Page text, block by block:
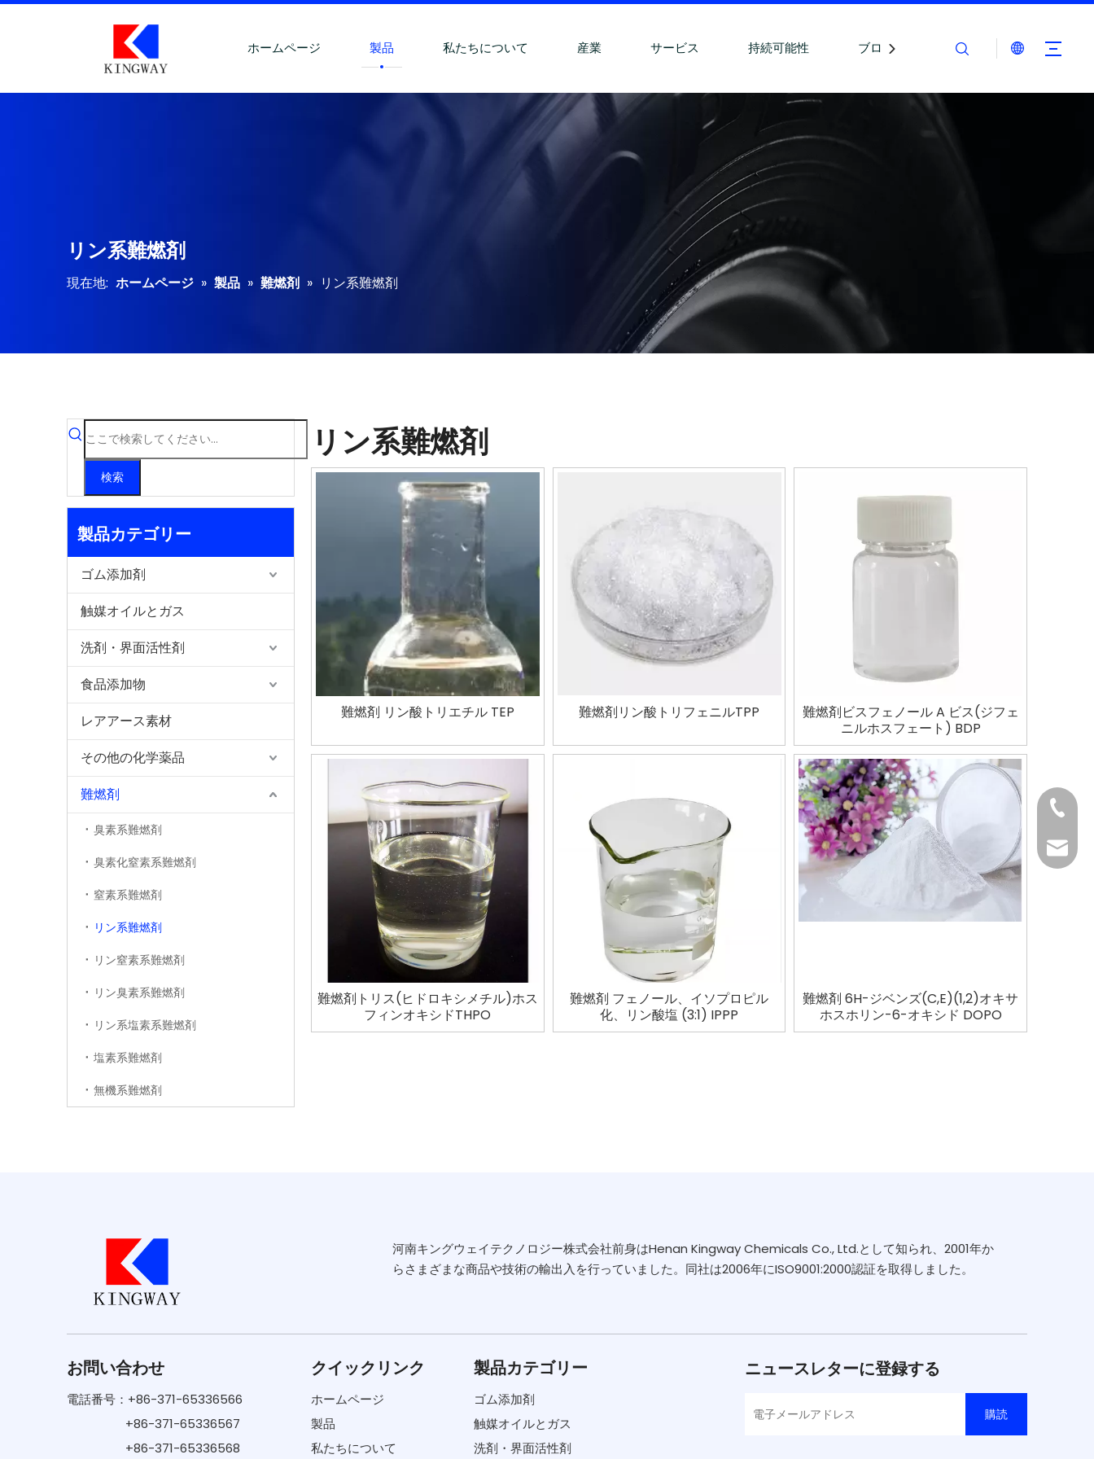
ホームページ 製品 私たちについて 産業 サービス 持続可能性 ブログ お問い合わせ
リン系難燃剤
現在地: ホームページ » 製品 » 難燃剤 » リン系難燃剤
検索
製品カテゴリー
ゴム添加剤
触媒オイルとガス
洗剤・界面活性剤
食品添加物
レアアース素材
その他の化学薬品
難燃剤
臭素系難燃剤
臭素化窒素系難燃剤
窒素系難燃剤
リン系難燃剤
リン窒素系難燃剤
リン臭素系難燃剤
リン系塩素系難燃剤
塩素系難燃剤
無機系難燃剤
リン系難燃剤
難燃剤 リン酸トリエチル TEP 難燃剤リン酸トリフェニルTPP
難燃剤ビスフェノール A ビス(ジフェ
ニルホスフェート) BDP
難燃剤トリス(ヒドロキシメチル)ホス
フィンオキシドTHPO
難燃剤 フェノール、イソプロピル
化、リン酸塩 (3:1) IPPP
難燃剤 6H-ジベンズ(C,E)(1,2)オキサ
ホスホリン-6-オキシド DOPO
河南キングウェイテクノロジー株式会社前身はHenan Kingway Chemicals Co., Ltd.として知られ、2001年か
らさまざまな商品や技術の輸出入を行っていました。同社は2006年にISO9001:2000認証を取得しました。
お問い合わせ
電話番号：+86-371-65336566
+86-371-65336567
+86-371-65336568
+86-
+86-
クイックリンク
ホームページ
製品
私たちについて
製品カテゴリー
ゴム添加剤
触媒オイルとガス
洗剤・界面活性剤
ニュースレターに登録する
購読